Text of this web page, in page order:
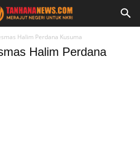
Halim Perdana Kusuma
Halim Perdana